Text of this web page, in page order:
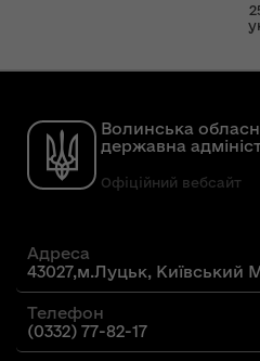
Волинська
державна
Офіційний вебсайт
Адреса
43027,м.Луцьк, Київський
Телефон
(0332) 77-82-17